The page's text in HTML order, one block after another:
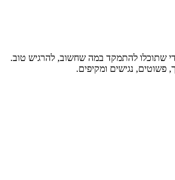
שתוכלו להתמקד במה שחשוב, להרגיש טוב.
פשוטים, נגישים ומקיפים.